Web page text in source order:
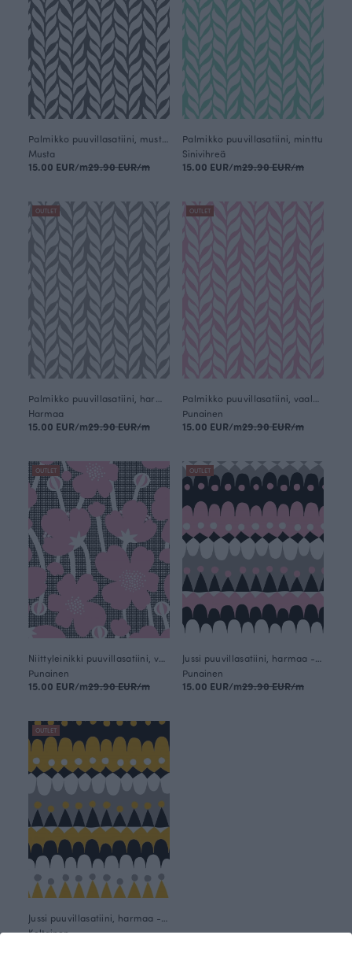
Musta
15.00 EUR/m29.90 EUR/m
Palmikko puuvillasatiini, minttu
Sinivihreä
15.00 EUR/m29.90 EUR/m
OUTLET
Harmaa
15.00 EUR/m29.90 EUR/m
OUTLET
Punainen
15.00 EUR/m29.90 EUR/m
OUTLET
Punainen
15.00 EUR/m29.90 EUR/m
OUTLET
Punainen
15.00 EUR/m29.90 EUR/m
OUTLET
Keltainen